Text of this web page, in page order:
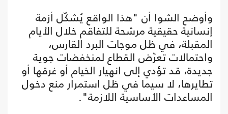
وأوضح الشوا أن "هذا الواقع يُشكّل أزمة
إنسانية حقيقية مرشحة للتفاقم خلال الأيام
المقبلة، في ظل موجات البرد القارس،
واحتمالات تعرّض القطاع لمنخفضات جوية
جديدة، قد تؤدي إلى انهيار الخيام أو غرقها أو
تطايرها، لا سيما في ظل استمرار منع دخول
المساعدات الأساسية اللازمة".